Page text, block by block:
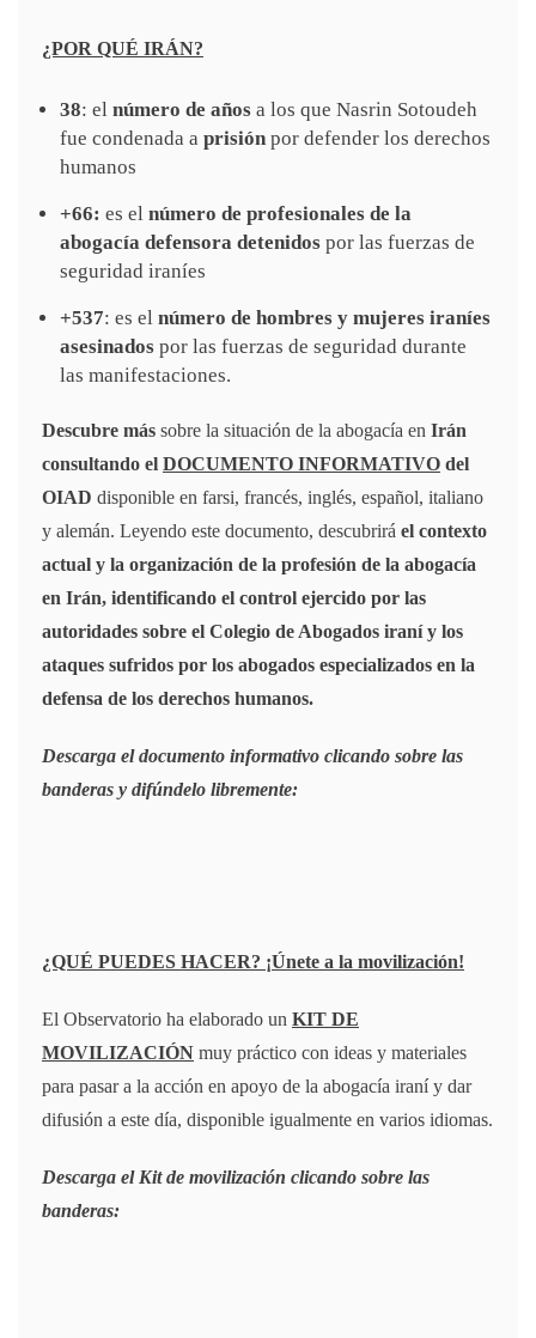
¿POR QUÉ IRÁN?
38: el número de años a los que Nasrin Sotoudeh
fue condenada a prisión por defender los derechos
humanos
+66: es el número de profesionales de la
abogacía defensora detenidos por las fuerzas de
seguridad iraníes
+537: es el número de hombres y mujeres iraníes
asesinados por las fuerzas de seguridad durante
las manifestaciones.
Descubre más sobre la situación de la abogacía en Irán
consultando el DOCUMENTO INFORMATIVO del
OIAD disponible en farsi, francés, inglés, español, italiano
y alemán. Leyendo este documento, descubrirá el contexto
actual y la organización de la profesión de la abogacía
en Irán, identificando el control ejercido por las
autoridades sobre el Colegio de Abogados iraní y los
ataques sufridos por los abogados especializados en la
defensa de los derechos humanos.
Descarga el documento informativo clicando sobre las
banderas y difúndelo libremente:
¿QUÉ PUEDES HACER? ¡Únete a la movilización!
El Observatorio ha elaborado un KIT DE
MOVILIZACIÓN muy práctico con ideas y materiales
para pasar a la acción en apoyo de la abogacía iraní y dar
difusión a este día, disponible igualmente en varios idiomas.
Descarga el Kit de movilización clicando sobre las
banderas: